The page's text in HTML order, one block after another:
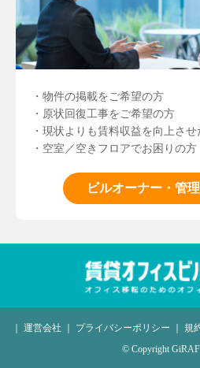
・物件の掲載をご希望の方
・原状回復工事をご希望の方
・現状よりも賃料収益を向上さ
・空室／空きフロアでお困りの方
ビルオーナー・管
｜ 運営会社 ｜ プライバシーポリシー ｜ 規
© Copyright